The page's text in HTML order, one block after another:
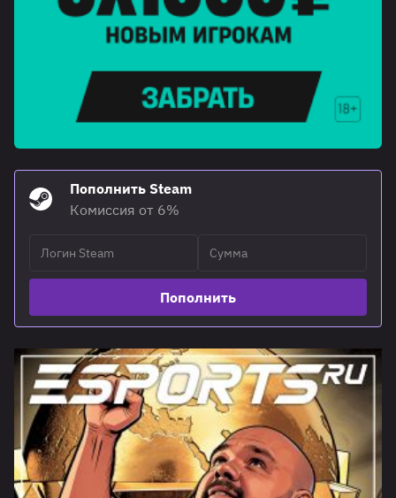
Пополнить Steam
Комиссия от 6%
Пополнить